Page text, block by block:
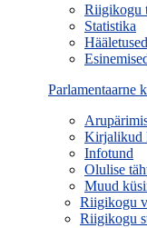
Riigikogu
Statistika
Hääletused
Parlamentaarne
Kirjalikud
Infotund
Olulise
Muud
Riigikogu
Riigikogu